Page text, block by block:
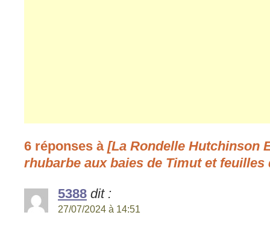
6 réponses à [La Rondelle Hutchinson
rhubarbe aux baies de Timut et feuilles
5388 dit :
27/07/2024 à 14:51